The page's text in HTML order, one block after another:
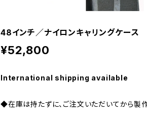
48インチ／ナイロンキャリングケース
¥52,800
International shipping available
◆在庫は持たずに、ご注文いただいてから製作